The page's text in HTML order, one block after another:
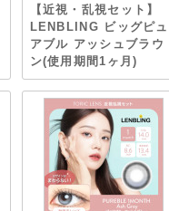
【近視・乱視セット】
LENBLING ビッグピュ
アブル アッシュブラウ
ン(使用期間1ヶ月)